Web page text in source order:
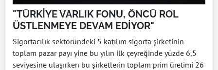
"TÜRKİYE VARLIK FONU, ÖNCÜ ROL
ÜSTLENMEYE DEVAM EDİYOR"
Sigortacılık sektöründeki 5 katılım sigorta şirketinin
toplam pazar payı yine bu yılın ilk çeyreğinde yüzde 6,5
seviyesine ulaşırken bu şirketlerin toplam prim üretimi 26